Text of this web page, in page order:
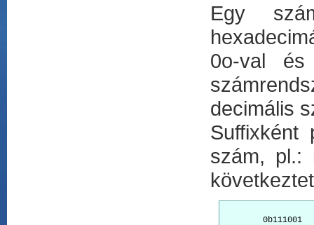
Egy
0o-val
decimális
szám,
        0b111001